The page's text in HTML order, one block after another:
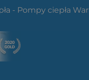
- Pompy ciepła